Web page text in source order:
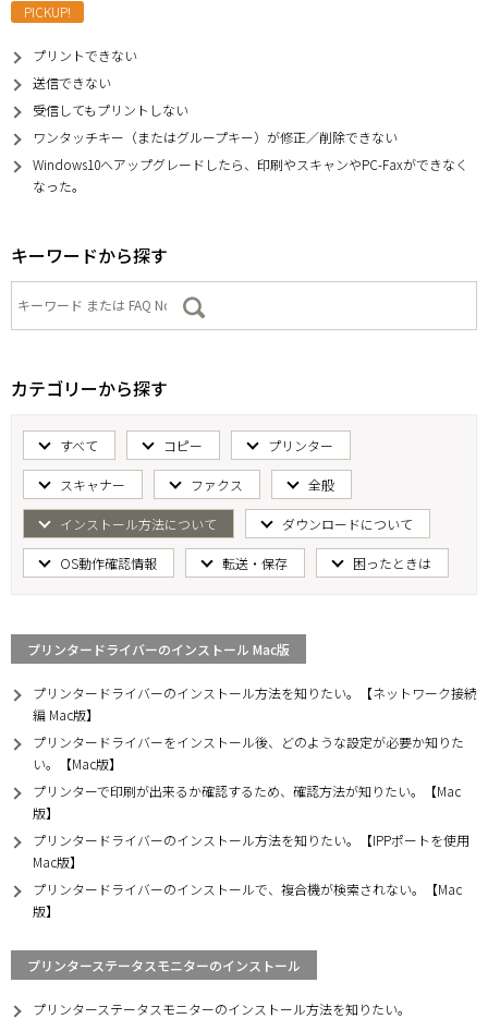
PICKUP!
プリントできない
送信できない
受信してもプリントしない
ワンタッチキー（またはグループキー）が修正／削除できない
Windows10へアップグレードしたら、印刷やスキャンやPC-Faxができなく
なった。
キーワードから探す
カテゴリーから探す
すべて コピー プリンター
スキャナー ファクス 全般
インストール方法について ダウンロードについて
OS動作確認情報 転送・保存 困ったときは
プリンタードライバーのインストール Mac版
プリンタードライバーのインストール方法を知りたい。【ネットワーク接続
編 Mac版】
プリンタードライバーをインストール後、どのような設定が必要か知りた
い。【Mac版】
プリンターで印刷が出来るか確認するため、確認方法が知りたい。【Mac
版】
プリンタードライバーのインストール方法を知りたい。【IPPポートを使用
Mac版】
プリンタードライバーのインストールで、複合機が検索されない。【Mac
版】
プリンターステータスモニターのインストール
プリンターステータスモニターのインストール方法を知りたい。